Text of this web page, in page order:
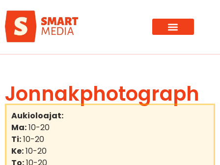
Jonnakphotograph
Aukioloajat:
Ma:10-20
Ti:10-20
Ke:10-20
To:10-20